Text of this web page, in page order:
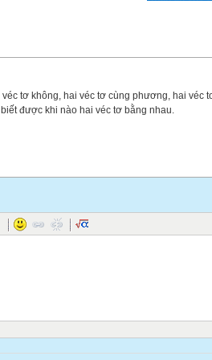
tơ không, hai véc tơ cùng phương, hai véc
được khi nào hai véc tơ bằng nhau.
mút nào là điểm cuối. (GV giới thiệu H1)
nào?